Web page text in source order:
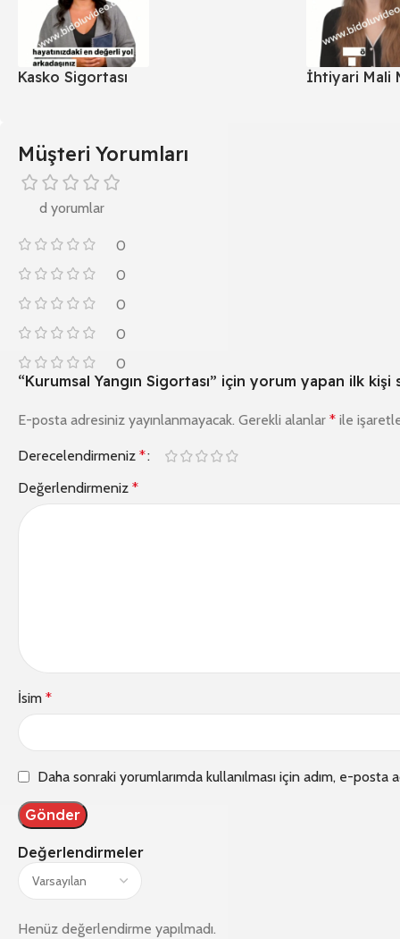
Kasko Sigortası İhtiyari Mali
Müşteri Yorumları
d yorumlar
0
0
0
0
0
Değerlendirmeler
Henüz değerlendirme yapılmadı.
“Kurumsal Yangın Sigortası” için yorum yapan ilk kişi
E-posta adresiniz yayınlanmayacak. Gerekli alanlar * ile
Derecelendirmeniz *
Değerlendirmeniz *
İsim *
Daha sonraki yorumlarımda kullanılması için adım, e-